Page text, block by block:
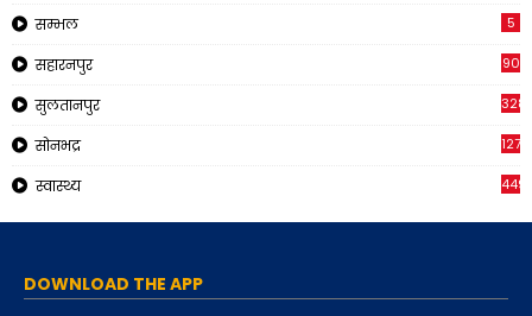
सम्भल 5
सहारनपुर 90
सुलतानपुर 328
सोनभद्र 1270
स्वास्थ्य 449
DOWNLOAD THE APP